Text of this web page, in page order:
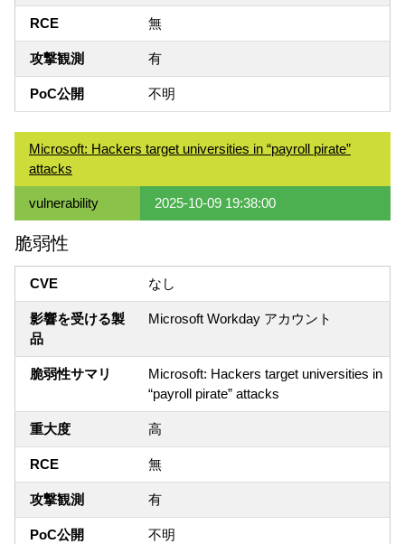
RCE 無
攻撃観測 有
PoC公開 不明
Microsoft: Hackers target universities in “payroll pirate”
attacks
vulnerability 2025-10-09 19:38:00
脆弱性
CVE なし
影響を受ける製
品
Microsoft Workday アカウント
脆弱性サマリ
Microsoft: Hackers target universities in
“payroll pirate” attacks
重大度 高
RCE 無
攻撃観測 有
PoC公開 不明